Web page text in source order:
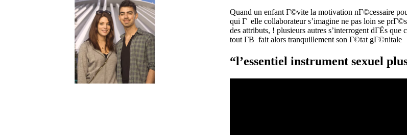
Quand un enfant Г©vite la motivation nГ©cessaire
qui Г elle collaborateur s’imagine ne pas loin se
des attributs, ! plusieurs autres s’interrogent dГЁs
tout Г­В fait alors tranquillement son Г©tat gГ©nitale
“l’essentiel instrument sexuel